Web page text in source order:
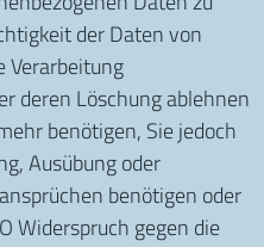
der Daten von
Verarbeitung
deren Löschung ablehnen
benötigen, Sie jedoch
Ausübung oder
benötigen oder
Widerspruch gegen die